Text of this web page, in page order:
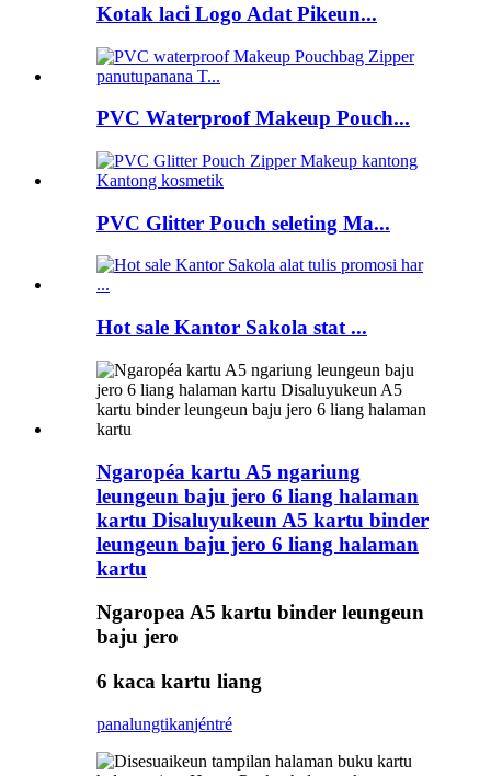
Kotak laci Logo Adat Pikeun...
PVC Waterproof Makeup Pouch...
PVC Glitter Pouch seleting Ma...
Hot sale Kantor Sakola stat ...
Ngaropéa kartu A5 ngariung
leungeun baju jero 6 liang halaman
kartu Disaluyukeun A5 kartu binder
leungeun baju jero 6 liang halaman
kartu
Ngaropea A5 kartu binder leungeun
baju jero
6 kaca kartu liang
panalungtikanjéntré